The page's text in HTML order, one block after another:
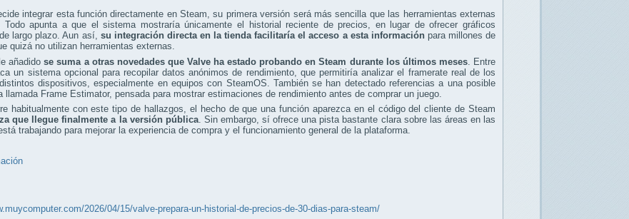
integrar esta función directamente en Steam, su primera versión será más sencilla que las herramientas externas
Todo apunta a que el sistema mostraría únicamente el historial reciente de precios, en lugar de ofrecer gráficos
largo plazo. Aun así, su integración directa en la tienda facilitaría el acceso a esta informaciónpara millones de
quizá no utilizan herramientas externas.
añadidose suma a otras novedades que Valve ha estado probando en Steam durante los últimos meses. Entre
un sistema opcional para recopilar datos anónimos de rendimiento, que permitiría analizar el framerate real de los
dispositivos, especialmente en equipos con SteamOS. También se han detectado referencias a una posible
llamada Frame Estimator, pensada para mostrar estimaciones de rendimiento antes de comprar un juego.
habitualmente con este tipo de hallazgos, el hecho de que una función aparezca en el código del cliente de Steam
que llegue finalmente a la versión pública. Sin embargo, sí ofrece una pista bastante clara sobre las áreas en las
trabajando para mejorar la experiencia de compra y el funcionamiento general de la plataforma.
2026/04/15/valve-prepara-un-historial-de-precios-de-30-dias-para-steam/